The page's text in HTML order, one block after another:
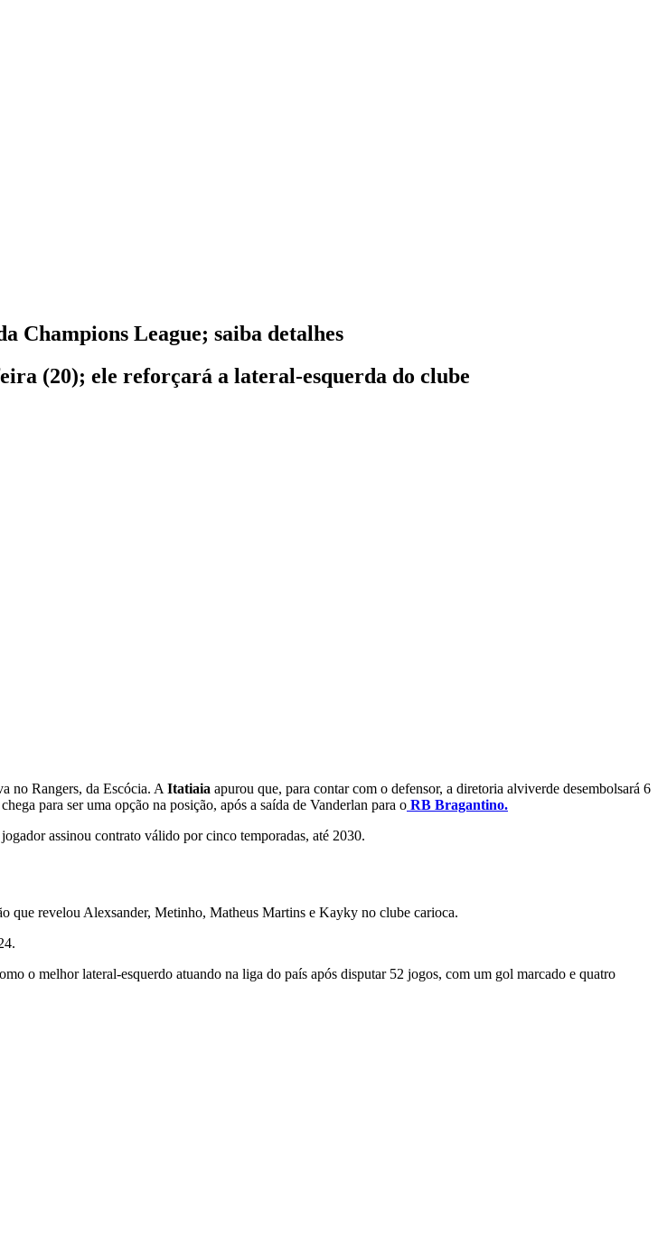
Champions League; saiba detalhes
(20); ele reforçará a lateral-esquerda do clube
no Rangers, da Escócia. A Itatiaia apurou que, para contar com o defensor, a diretoria alviverde desembolsará 6
para ser uma opção na posição, após a saída de Vanderlan para o RB Bragantino.
assinou contrato válido por cinco temporadas, até 2030.
que revelou Alexsander, Metinho, Matheus Martins e Kayky no clube carioca.
o melhor lateral-esquerdo atuando na liga do país após disputar 52 jogos, com um gol marcado e quatro